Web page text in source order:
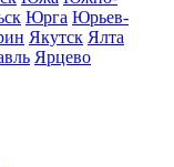
Юрга Юрьев-
Якутск Ялта
Ярцево